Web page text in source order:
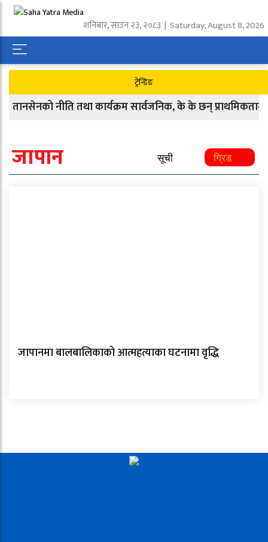
शनिबार,साउन२३,२०८३ | Saturday, August 8, 2026
ट्रेन्डिङ
तानसेनको नीति तथा कार्यक्रम सार्वजनिक, के के छन् प्राथमिकतामा
जापान सूची ग्रिड
जापानमा बालबालिकाको आत्महत्याका घटनामा वृद्धि